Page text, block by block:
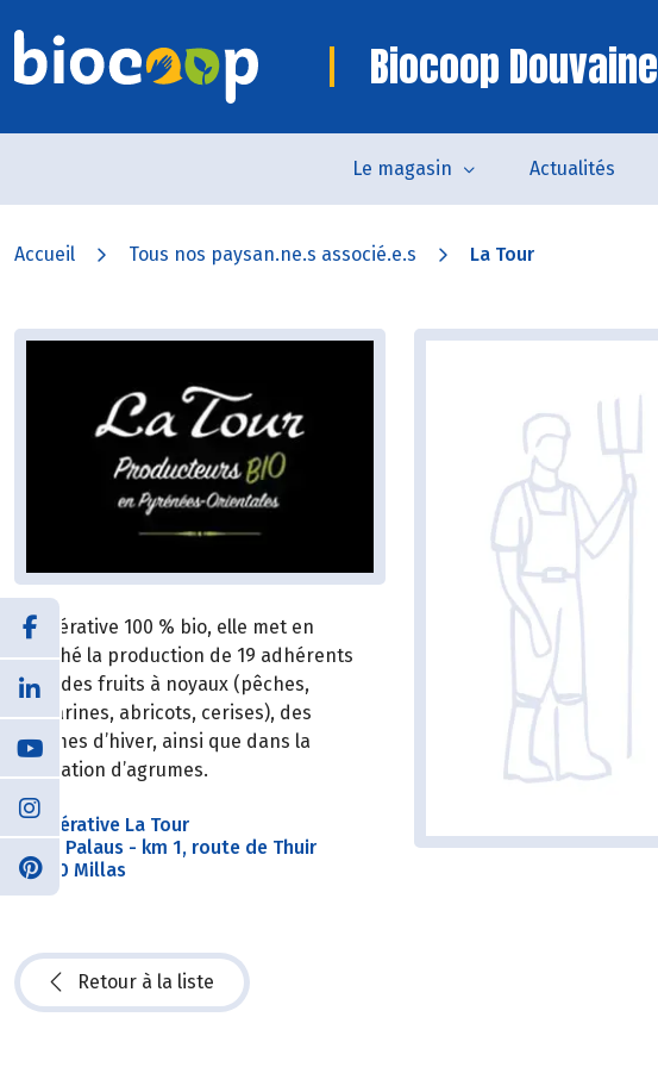
Biocoop Douvaine
Le magasin Actualités
Accueil Tous nos paysan.ne.s associé.e.s La Tour
Coopérative 100 % bio, elle met en
marché la production de 19 adhérents
dont des fruits à noyaux (pêches,
nectarines, abricots, cerises), des
légumes d’hiver, ainsi que dans la
plantation d’agrumes.
Coopérative La Tour
A Los Palaus - km 1, route de Thuir
66170 Millas
Retour à la liste